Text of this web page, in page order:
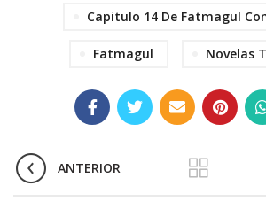
Capitulo 14 De Fatmagul
Fatmagul Novelas
ANTERIOR